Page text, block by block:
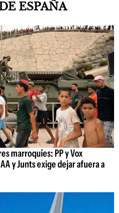
ESPAÑA
marroquíes: PP y Vox
y Junts exige dejar afuera a